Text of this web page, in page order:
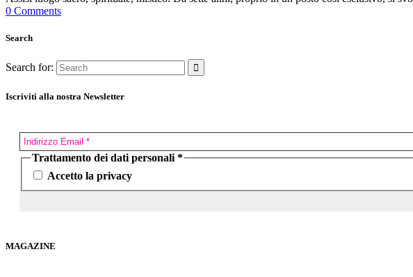
0 Comments
Search
Search for:
Iscriviti alla nostra Newsletter
Trattamento dei dati personali *
Accetto la privacy
MAGAZINE